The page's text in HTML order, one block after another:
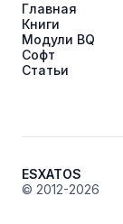
Главная
Книги
Модули BQ
Софт
Статьи
ESXATOS
© 2012-2026